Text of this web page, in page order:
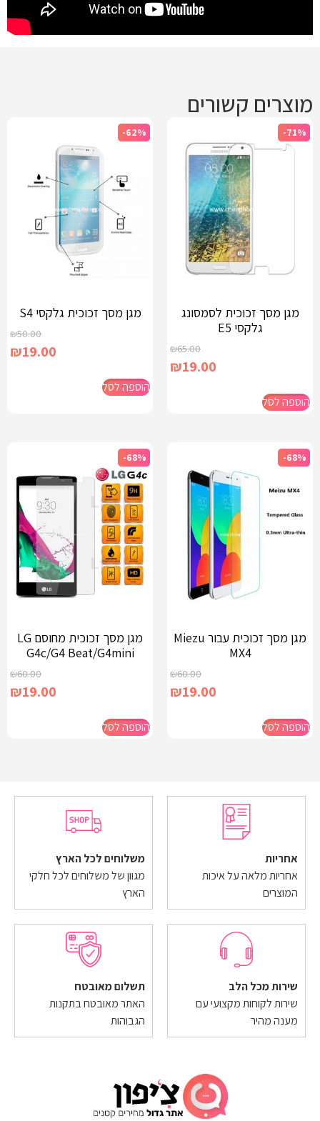
מוצרים קשורים
-71%
מגן מסך זכוכית לסמסונג
גלקסי E5
₪65.00
₪19.00
הוספה לסל
-62%
מגן מסך זכוכית גלקסי S4
₪50.00
₪19.00
הוספה לסל
-68%
מגן מסך זכוכית עבור Miezu
MX4
₪60.00
₪19.00
הוספה לסל
-68%
מגן מסך זכוכית מחוסם LG
G4c/G4 Beat/G4mini
₪60.00
₪19.00
הוספה לסל
אחריות
אחריות מלאה על איכות
המוצרים
משלוחים לכל הארץ
מגוון של משלוחים לכל חלקי
הארץ
שירות מכל הלב
שירות לקוחות מקצועי עם
מענה מהיר
תשלום מאובטח
האתר מאובטח בתקנות
הגבוהות